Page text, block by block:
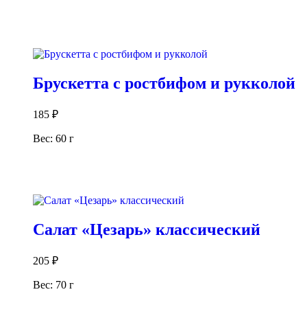
Брускетта с ростбифом и рукколой
185 ₽
Вес: 60 г
Салат «Цезарь» классический
205 ₽
Вес: 70 г